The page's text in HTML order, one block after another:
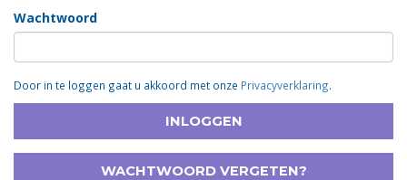
Wachtwoord
Door in te loggen gaat u akkoord met onze Privacyverklaring.
INLOGGEN
WACHTWOORD VERGETEN?